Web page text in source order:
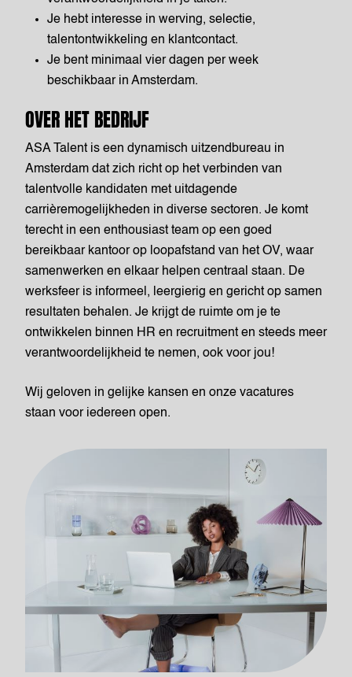
Je hebt interesse in werving, selectie,
talentontwikkeling en klantcontact.
Je bent minimaal vier dagen per week
beschikbaar in Amsterdam.
OVER HET BEDRIJF
ASA Talent is een dynamisch uitzendbureau in
Amsterdam dat zich richt op het verbinden van
talentvolle kandidaten met uitdagende
carrièremogelijkheden in diverse sectoren. Je komt
terecht in een enthousiast team op een goed
bereikbaar kantoor op loopafstand van het OV, waar
samenwerken en elkaar helpen centraal staan. De
werksfeer is informeel, leergierig en gericht op samen
resultaten behalen. Je krijgt de ruimte om je te
ontwikkelen binnen HR en recruitment en steeds meer
verantwoordelijkheid te nemen, ook voor jou!
Wij geloven in gelijke kansen en onze vacatures
staan voor iedereen open.